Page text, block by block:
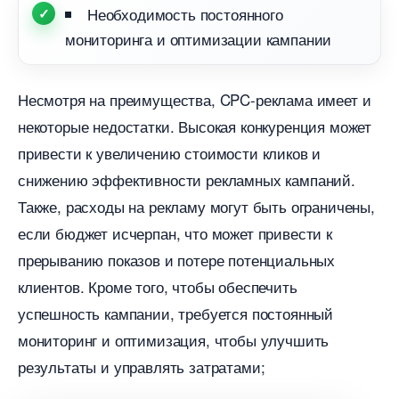
Необходимость постоянного
мониторинга и оптимизации кампании
Несмотря на преимущества, CPC-реклама имеет и
некоторые недостатки.​ Высокая конкуренция может
привести к увеличению стоимости кликов и
снижению эффективности рекламных кампаний.​
Также, расходы на рекламу могут быть ограничены,
если бюджет исчерпан, что может привести к
прерыванию показов и потере потенциальных
клиентов.​ Кроме того, чтобы обеспечить
успешность кампании, требуется постоянный
мониторинг и оптимизация, чтобы улучшить
результаты и управлять затратами;